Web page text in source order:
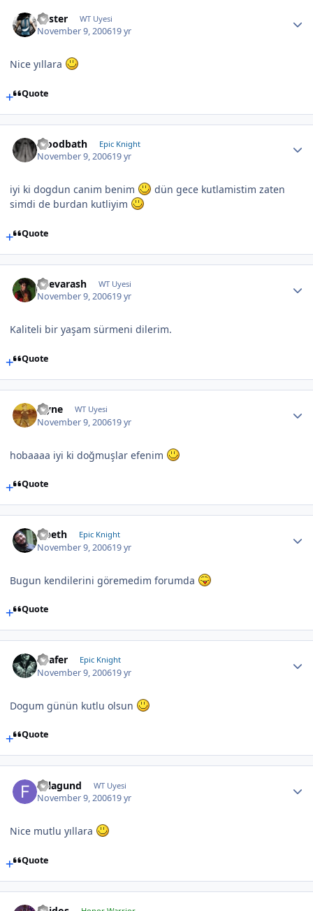
Foster WT Uyesi
November 9, 200619 yr
Nice yıllara
Quote
bloodbath Epic Knight
November 9, 200619 yr
iyi ki dogdun canim benim
dün gece kutlamistim zaten
simdi de burdan kutliyim
Quote
Shevarash WT Uyesi
November 9, 200619 yr
Kaliteli bir yaşam sürmeni dilerim.
Quote
layne WT Uyesi
November 9, 200619 yr
hobaaaa iyi ki doğmuşlar efenim
Quote
Opeth Epic Knight
November 9, 200619 yr
Bugun kendilerini göremedim forumda
Quote
Loafer Epic Knight
November 9, 200619 yr
Dogum günün kutlu olsun
Quote
Felagund WT Uyesi
November 9, 200619 yr
Nice mutlu yıllara
Quote